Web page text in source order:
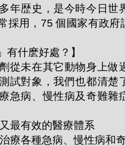
年歴史，是今時今日世
採用，75 個國家有政府
有什麽好處？】
從未在其它動物身上做
試對象，我們也都清楚
急病、慢性病及奇難雜
最有效的醫療體系
療各種急病、慢性病和